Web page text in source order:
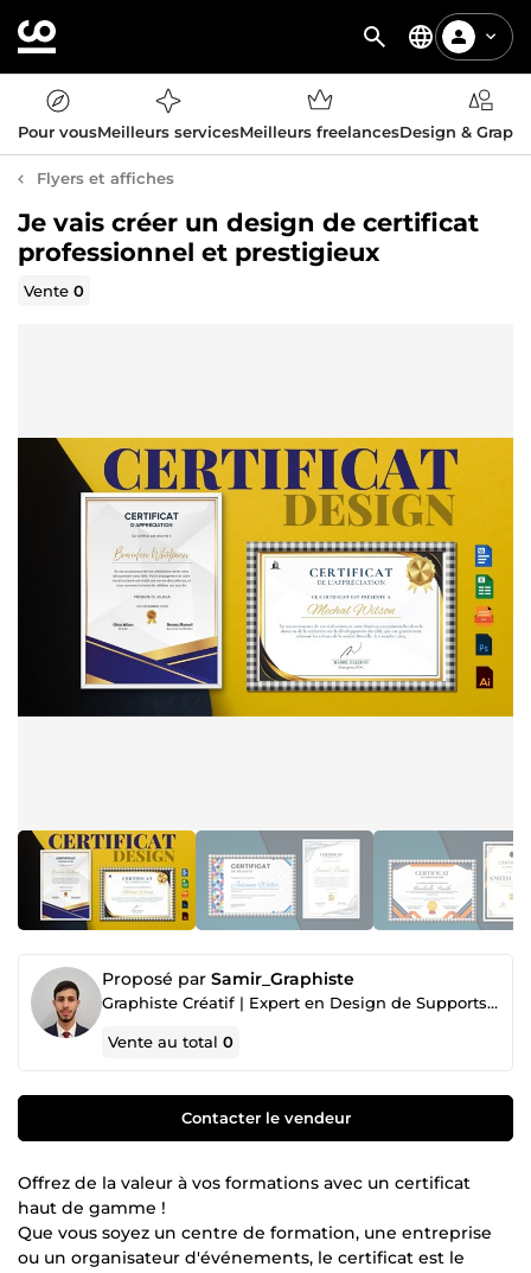
Pour vousMeilleurs servicesMeilleurs freelancesDesign &
Flyers et affiches
Je vais créer un design de certificat
professionnel et prestigieux
Vente0
Proposé par Samir_Graphiste
Graphiste Créatif | Expert en Design de Supports Professionnels
Vente au total0
Contacter le vendeur
Offrez de la valeur à vos formations avec un certificat
haut de gamme !
Que vous soyez un centre de formation, une entreprise
ou un organisateur d'événements, le certificat est le